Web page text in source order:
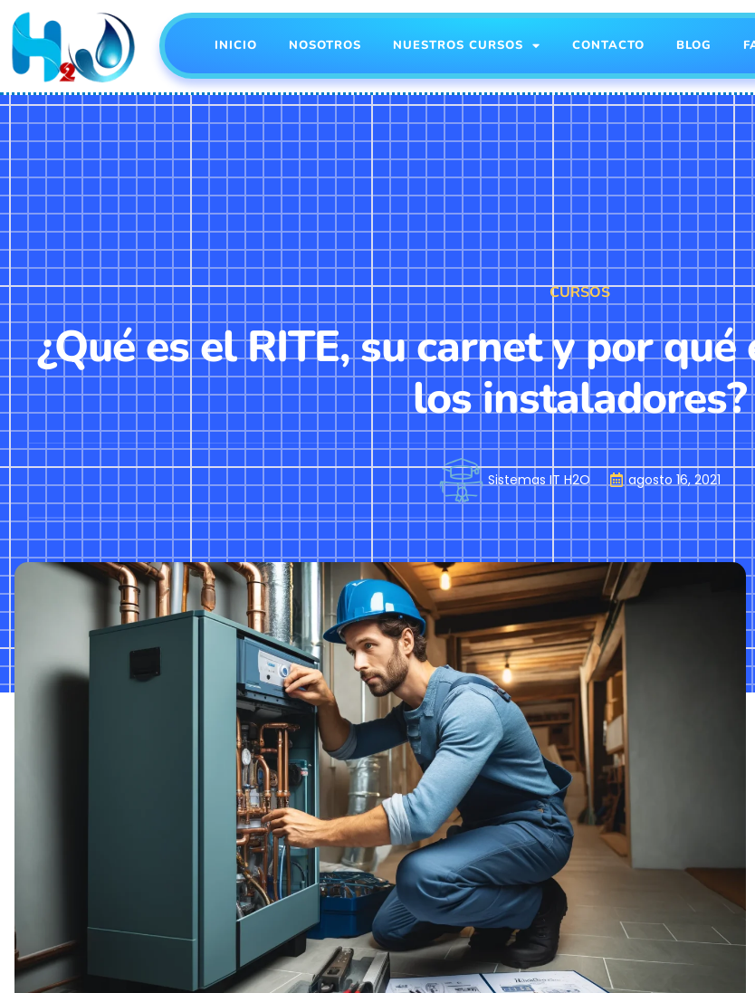
INICIO NOSOTROS NUESTROS CURSOS CONTACTO BLOG
CURSOS
¿Qué es el RITE, su carnet y por
los instaladores?
Sistemas IT H2O agosto 16, 2021